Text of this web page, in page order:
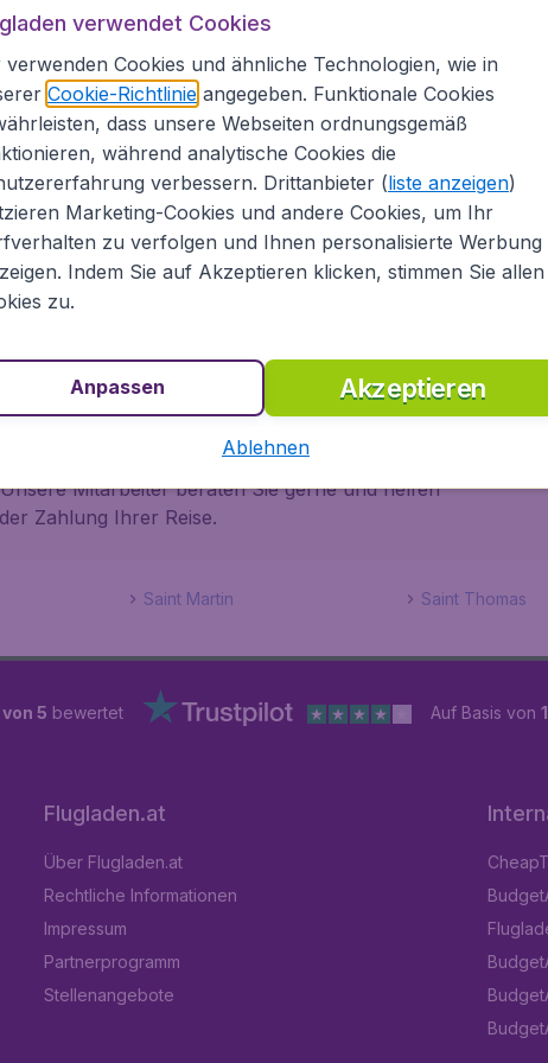
Flugladen.at
Beachten Sie unser umfangreiches Angebot an
anderen internationalen Destinationen.
an Flugpreisen von vielen bekannten
unf Air Berlin, aber auch von vielen
Airways, Lufthansa, SWISS oder KLM. In
in einem Überblick unsere günstigsten
nach Saint Martin schnell und bequem online
Ihrem Reisebudget!
sondern auch günstige Hotels und Mietwagen
Mitarbeiter beraten Sie gerne und helfen
Zahlung Ihrer Reise.
Saint Martin Saint Thomas
5 bewertet Auf Basis von
Flugladen.at
Über Flugladen.at
Rechtliche Informationen
Impressum
Partnerprogramm
Stellenangebote
verwendet Cookies
verwenden Cookies und ähnliche Technologien, wie in
Cookie-Richtlinieangegeben. Funktionale Cookies
dass unsere Webseiten ordnungsgemäß
während analytische Cookies die
verbessern. Drittanbieter (liste anzeigen)
Marketing-Cookies und andere Cookies, um Ihr
zu verfolgen und Ihnen personalisierte Werbung
Indem Sie auf Akzeptieren klicken, stimmen Sie allen
zu.
Akzeptieren
Anpassen
Ablehnen